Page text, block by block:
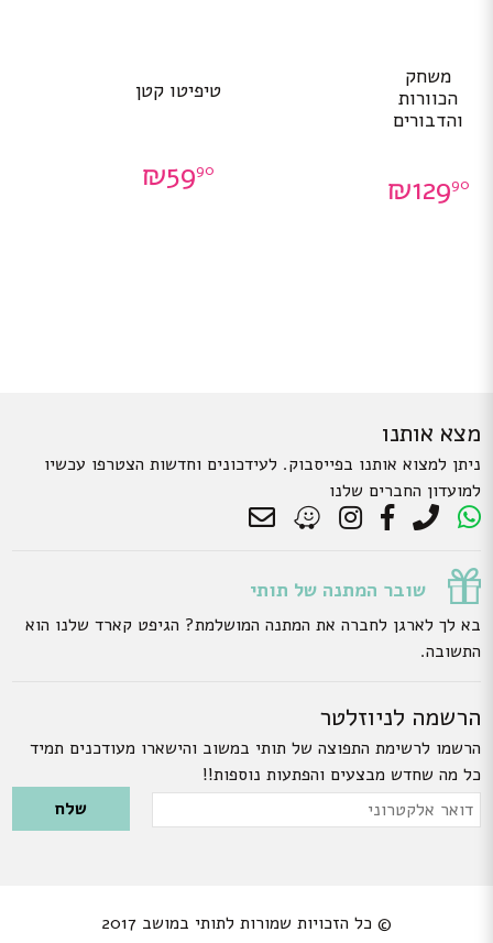
משחק
הכוורות
והדבורים
₪12990
טיפיטו קטן
₪5990
מצא אותנו
ניתן למצוא אותנו בפייסבוק. לעידכונים וחדשות הצטרפו עכשיו
למועדון החברים שלנו
שובר המתנה של תותי
בא לך לארגן לחברה את המתנה המושלמת? הגיפט קארד שלנו הוא
התשובה.
הרשמה לניוזלטר
הרשמו לרשימת התפוצה של תותי במשוב והישארו מעודכנים תמיד
כל מה שחדש מבצעים והפתעות נוספות!!
Please leave this field empty.
דואר
© כל הזכויות שמורות לתותי במושב 2017